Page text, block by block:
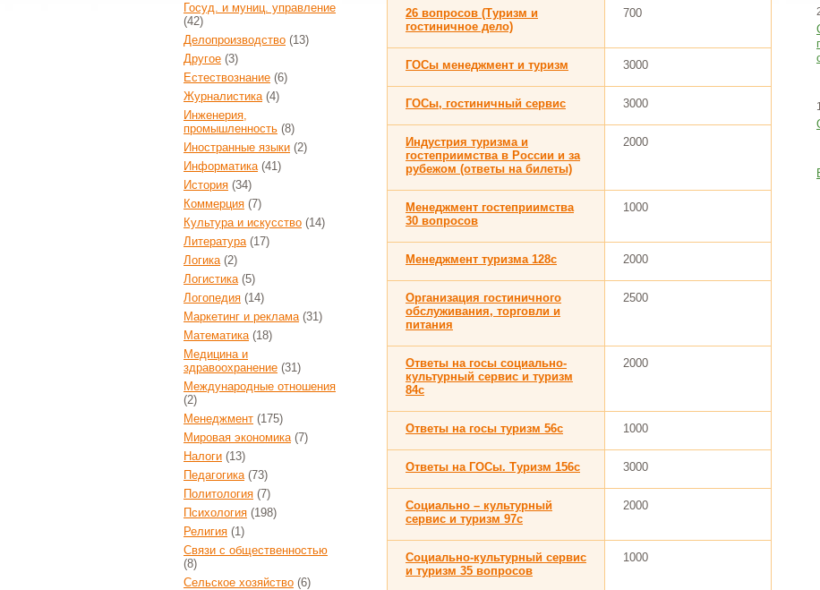
Госуд. и муниц. управление
(42)
Делопроизводство (13)
Другое (3)
Естествознание (6)
Журналистика(4)
Инженерия,
промышленность (8)
Иностранные языки (2)
Информатика(41)
История (34)
Коммерция (7)
Культура и искусство (14)
Литература(17)
Логика(2)
Логистика(5)
Логопедия (14)
Маркетинг и реклама(31)
Математика(18)
Медицина и
здравоохранение (31)
Международные отношения
(2)
Менеджмент (175)
Мировая экономика(7)
Налоги (13)
Педагогика(73)
Политология (7)
Психология (198)
Религия (1)
Связи с общественностью
(8)
Сельское хозяйство (6)
26 вопросов (Туризм и
гостиничное дело)
700
ГОСы менеджмент и туризм 3000
ГОСы, гостиничный сервис 3000
Индустрия туризма и
гостеприимства в России и за
рубежом (ответы на билеты)
2000
Менеджмент гостеприимства
30 вопросов
1000
Менеджмент туризма 128с 2000
Организация гостиничного
обслуживания, торговли и
питания
2500
Ответы на госы социально-
культурный сервис и туризм
84с
2000
Ответы на госы туризм 56с 1000
Ответы на ГОСы. Туризм 156с 3000
Социально – культурный
сервис и туризм 97с
2000
Социально-культурный сервис
и туризм 35 вопросов
1000